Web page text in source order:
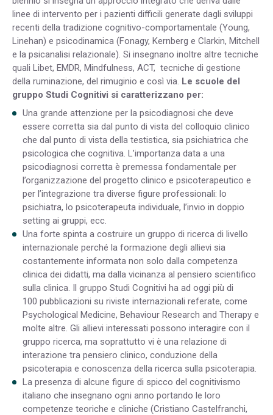
linee di intervento per i pazienti difficili generate dagli sviluppi
recenti della tradizione cognitivo-comportamentale (Young,
Linehan) e psicodinamica (Fonagy, Kernberg e Clarkin, Mitchell
e la psicanalisi relazionale). Si insegnano inoltre altre tecniche
quali Libet, EMDR, Mindfulness, ACT, tecniche di gestione
della ruminazione, del rimuginio e così via. Le scuole del
gruppo Studi Cognitivi si caratterizzano per:
Una grande attenzione per la psicodiagnosi che deve
essere corretta sia dal punto di vista del colloquio clinico
che dal punto di vista della testistica, sia psichiatrica che
psicologica che cognitiva. L’importanza data a una
psicodiagnosi corretta è premessa fondamentale per
l’organizzazione del progetto clinico e psicoterapeutico e
per l’integrazione tra diverse figure professionali: lo
psichiatra, lo psicoterapeuta individuale, l’invio in doppio
setting ai gruppi, ecc.
Una forte spinta a costruire un gruppo di ricerca di livello
internazionale perché la formazione degli allievi sia
costantemente informata non solo dalla competenza
clinica dei didatti, ma dalla vicinanza al pensiero scientifico
sulla clinica. Il gruppo Studi Cognitivi ha ad oggi più di
100 pubblicazioni su riviste internazionali referate, come
Psychological Medicine, Behaviour Research and Therapy e
molte altre. Gli allievi interessati possono interagire con il
gruppo ricerca, ma soprattutto vi è una relazione di
interazione tra pensiero clinico, conduzione della
psicoterapia e conoscenza della ricerca sulla psicoterapia.
La presenza di alcune figure di spicco del cognitivismo
italiano che insegnano ogni anno portando le loro
competenze teoriche e cliniche (Cristiano Castelfranchi,